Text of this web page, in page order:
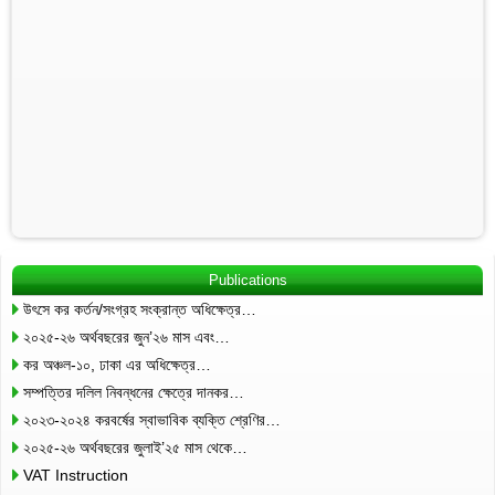
Publications
উৎসে কর কর্তন/সংগ্রহ সংক্রান্ত অধিক্ষেত্র…
২০২৫-২৬ অর্থবছরের জুন’২৬ মাস এবং…
কর অঞ্চল-১০, ঢাকা এর অধিক্ষেত্র…
সম্পত্তির দলিল নিবন্ধনের ক্ষেত্রে দানকর…
২০২৩-২০২৪ করবর্ষের স্বাভাবিক ব্যক্তি শ্রেণির…
২০২৫-২৬ অর্থবছরের জুলাই’২৫ মাস থেকে…
VAT Instruction